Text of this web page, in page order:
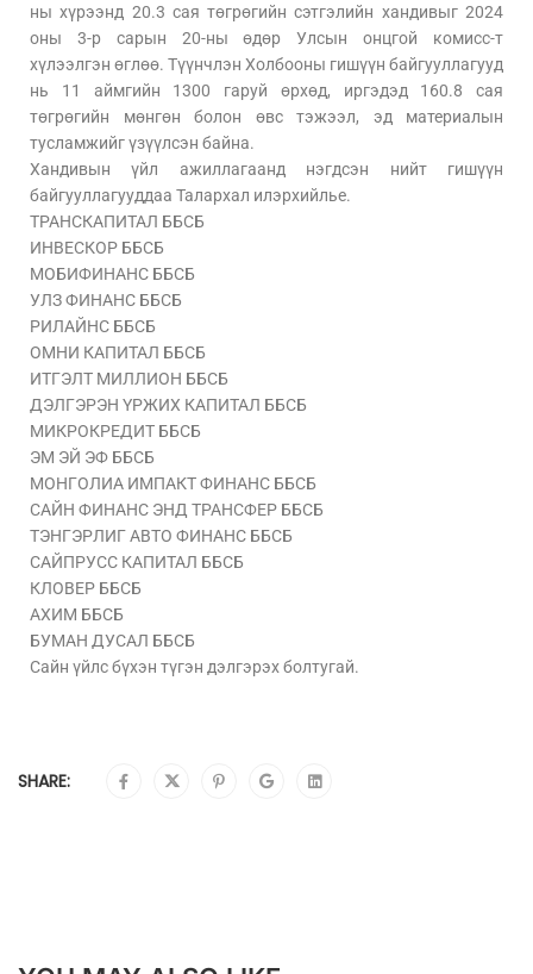
ны хүрээнд 20.3 сая төгрөгийн сэтгэлийн хандивыг 2024
оны 3-р сарын 20-ны өдөр Улсын онцгой комисс-т
хүлээлгэн өглөө. Түүнчлэн Холбооны гишүүн байгууллагууд
нь 11 аймгийн 1300 гаруй өрхөд, иргэдэд 160.8 сая
төгрөгийн мөнгөн болон өвс тэжээл, эд материалын
тусламжийг үзүүлсэн байна.
Хандивын үйл ажиллагаанд нэгдсэн нийт гишүүн
байгууллагууддаа Талархал илэрхийлье.
ТРАНСКАПИТАЛ ББСБ
ИНВЕСКОР ББСБ
МОБИФИНАНС ББСБ
УЛЗ ФИНАНС ББСБ
РИЛАЙНС ББСБ
ОМНИ КАПИТАЛ ББСБ
ИТГЭЛТ МИЛЛИОН ББСБ
ДЭЛГЭРЭН ҮРЖИХ КАПИТАЛ ББСБ
МИКРОКРЕДИТ ББСБ
ЭМ ЭЙ ЭФ ББСБ
МОНГОЛИА ИМПАКТ ФИНАНС ББСБ
САЙН ФИНАНС ЭНД ТРАНСФЕР ББСБ
ТЭНГЭРЛИГ АВТО ФИНАНС ББСБ
САЙПРУСС КАПИТАЛ ББСБ
КЛОВЕР ББСБ
АХИМ ББСБ
БУМАН ДУСАЛ ББСБ
Сайн үйлс бүхэн түгэн дэлгэрэх болтугай.
SHARE: